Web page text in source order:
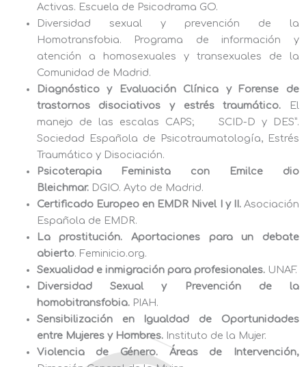
Activas. Escuela de Psicodrama GO.
Diversidad sexual y prevención de la
Homotransfobia. Programa de información y
atención a homosexuales y transexuales de la
Comunidad de Madrid.
Diagnóstico y Evaluación Clínica y Forense de
trastornos disociativos y estrés traumático.
El
manejo de las escalas CAPS; SCID-D y DES”.
Sociedad Española de Psicotraumatología, Estrés
Traumático y Disociación.
Psicoterapia Feminista con Emilce dio
Bleichmar. DGIO. Ayto de Madrid.
Certificado Europeo en EMDR Nivel I y II.Asociación
Española de EMDR.
La prostitución. Aportaciones para un debate
abierto. Feminicio.org.
Sexualidad e inmigración para profesionales.UNAF.
Diversidad Sexual y Prevención de la
homobitransfobia.PIAH.
Sensibilización en Igualdad de Oportunidades
entre Mujeres y Hombres. Instituto de la Mujer.
Violencia de Género. Áreas de Intervención,